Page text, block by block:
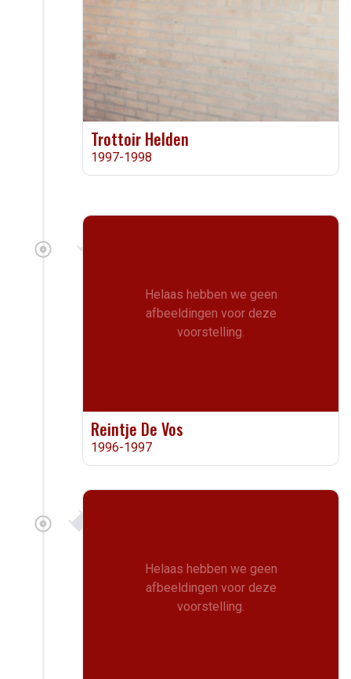
Trottoir Helden
1997-1998
Helaas hebben we geen
afbeeldingen voor deze
voorstelling.
Reintje De Vos
1996-1997
Helaas hebben we geen
afbeeldingen voor deze
voorstelling.